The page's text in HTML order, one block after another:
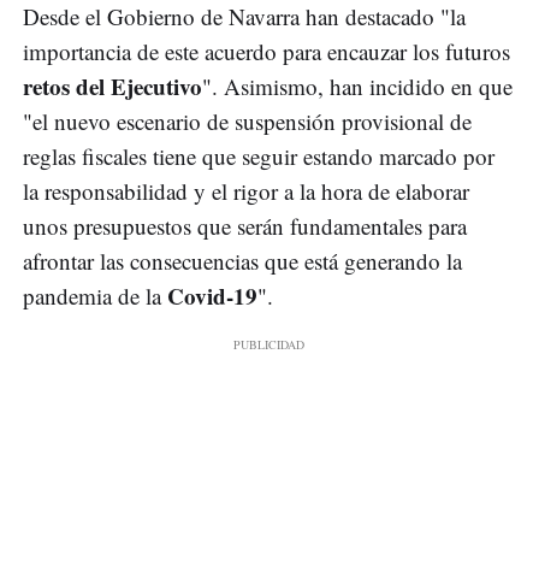
Desde el Gobierno de Navarra han destacado "la
importancia de este acuerdo para encauzar los futuros
retos del Ejecutivo". Asimismo, han incidido en que
"el nuevo escenario de suspensión provisional de
reglas fiscales tiene que seguir estando marcado por
la responsabilidad y el rigor a la hora de elaborar
unos presupuestos que serán fundamentales para
afrontar las consecuencias que está generando la
pandemia de la Covid-19".